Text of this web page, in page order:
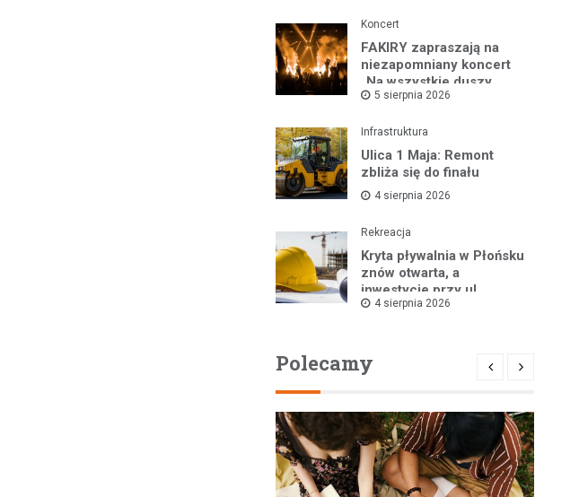
Koncert
FAKIRY zapraszają na
niezapomniany koncert
„Na wszystkie duszy
nastroje”
5 sierpnia 2026
Infrastruktura
Ulica 1 Maja: Remont
zbliża się do finału
4 sierpnia 2026
Rekreacja
Kryta pływalnia w Płońsku
znów otwarta, a
inwestycje przy ul.
Kopernika w toku
4 sierpnia 2026
Polecamy